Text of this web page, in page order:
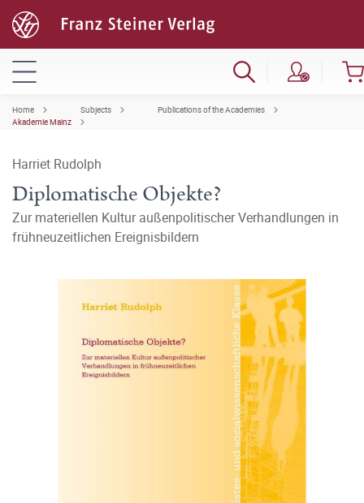
Home Subjects
Publications of the Academies
Akademie Mainz
Harriet Rudolph
Diplomatische Objekte?
Zur materiellen Kultur außenpolitischer Verhandlungen in
frühneuzeitlichen Ereignisbildern